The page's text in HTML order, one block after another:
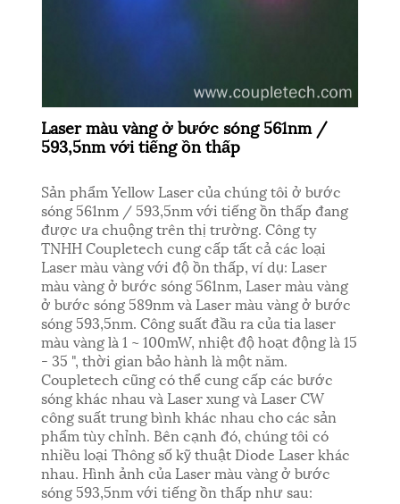
Laser màu vàng ở bước sóng 561nm /
593,5nm với tiếng ồn thấp
Sản phẩm Yellow Laser của chúng tôi ở bước
sóng 561nm / 593,5nm với tiếng ồn thấp đang
được ưa chuộng trên thị trường. Công ty
TNHH Coupletech cung cấp tất cả các loại
Laser màu vàng với độ ồn thấp, ví dụ: Laser
màu vàng ở bước sóng 561nm, Laser màu vàng
ở bước sóng 589nm và Laser màu vàng ở bước
sóng 593,5nm. Công suất đầu ra của tia laser
màu vàng là 1 ~ 100mW, nhiệt độ hoạt động là 15
- 35 ", thời gian bảo hành là một năm.
Coupletech cũng có thể cung cấp các bước
sóng khác nhau và Laser xung và Laser CW
công suất trung bình khác nhau cho các sản
phẩm tùy chỉnh. Bên cạnh đó, chúng tôi có
nhiều loại Thông số kỹ thuật Diode Laser khác
nhau. Hình ảnh của Laser màu vàng ở bước
sóng 593,5nm với tiếng ồn thấp như sau: